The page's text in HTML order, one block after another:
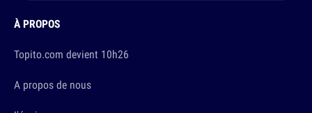
À PROPOS
Topito.com devient 10h26
A propos de nous